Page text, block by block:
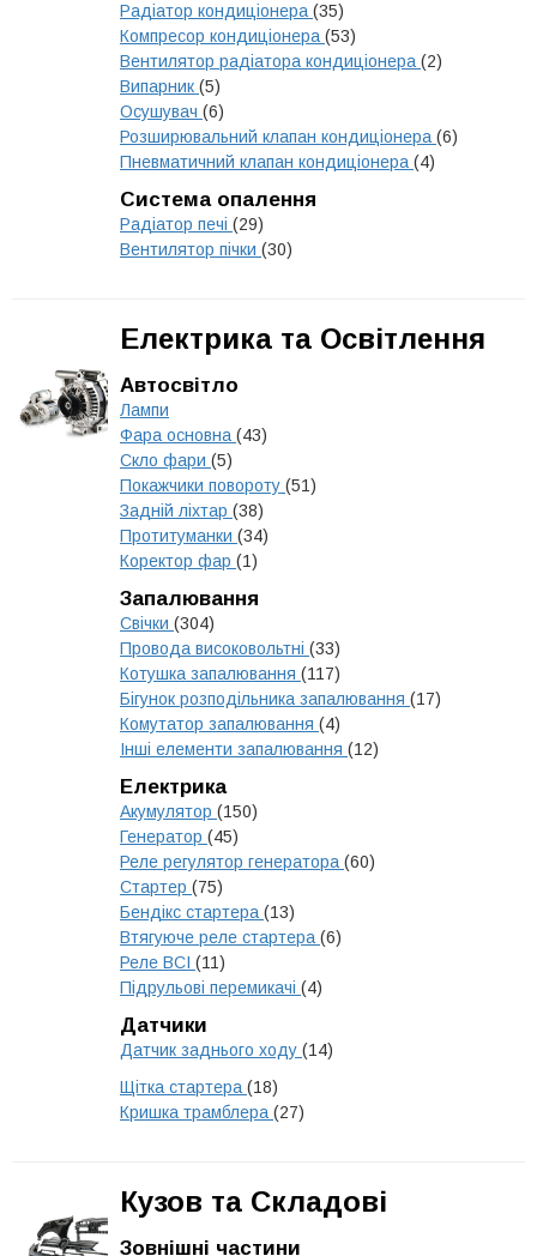
Радіатор кондиціонера (35)
Компресор кондиціонера (53)
Вентилятор радіатора кондиціонера (2)
Випарник (5)
Осушувач (6)
Розширювальний клапан кондиціонера (6)
Пневматичний клапан кондиціонера (4)
Система опалення
Радіатор печі (29)
Вентилятор пічки (30)
Електрика та Освітлення
Автосвітло
Лампи
Фара основна (43)
Скло фари (5)
Покажчики повороту (51)
Задній ліхтар (38)
Протитуманки (34)
Коректор фар (1)
Запалювання
Свічки (304)
Провода високовольтні (33)
Котушка запалювання (117)
Бігунок розподільника запалювання (17)
Комутатор запалювання (4)
Інші елементи запалювання (12)
Електрика
Акумулятор (150)
Генератор (45)
Реле регулятор генератора (60)
Стартер (75)
Бендікс стартера (13)
Втягуюче реле стартера (6)
Реле ВСІ (11)
Підрульові перемикачі (4)
Датчики
Датчик заднього ходу (14)
Щітка стартера (18)
Кришка трамблера (27)
Кузов та Складові
Зовнішні частини